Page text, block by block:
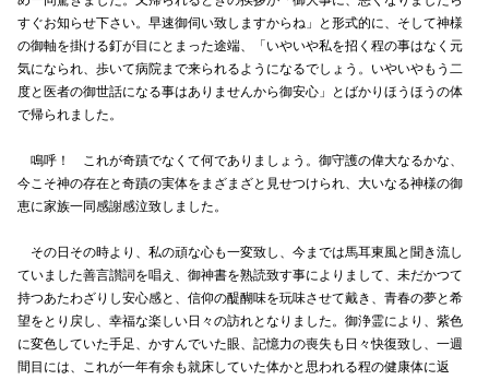
すぐお知らせ下さい。早速御伺い致しますからね」と形式的に、そして神様
の御軸を掛ける釘が目にとまった途端、「いやいや私を招く程の事はなく元
気になられ、歩いて病院まで来られるようになるでしょう。いやいやもう二
度と医者の御世話になる事はありませんから御安心」とばかりほうほうの体
で帰られました。
鳴呼！ これが奇蹟でなくて何でありましょう。御守護の偉大なるかな、
今こそ神の存在と奇蹟の実体をまざまざと見せつけられ、大いなる神様の御
恵に家族一同感謝感泣致しました。
その日その時より、私の頑な心も一変致し、今までは馬耳東風と聞き流し
ていました善言讃詞を唱え、御神書を熟読致す事によりまして、未だかつて
持つあたわざりし安心感と、信仰の醍醐味を玩味させて戴き、青春の夢と希
望をとり戻し、幸福な楽しい日々の訪れとなりました。御浄霊により、紫色
に変色していた手足、かすんでいた眼、記憶力の喪失も日々快復致し、一週
間目には、これが一年有余も就床していた体かと思われる程の健康体に返